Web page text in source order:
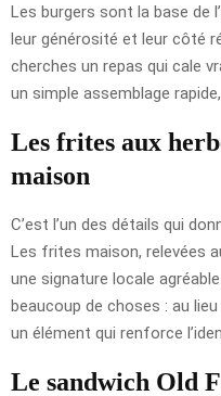
Les burgers sont la base de
leur générosité et leur côté
cherches un repas qui cale
un simple assemblage
Les frites aux
maison
C’est l’un des détails qui
Les frites maison, relevées
une signature locale
beaucoup de choses : au
un élément qui renforce
Le sandwich Old